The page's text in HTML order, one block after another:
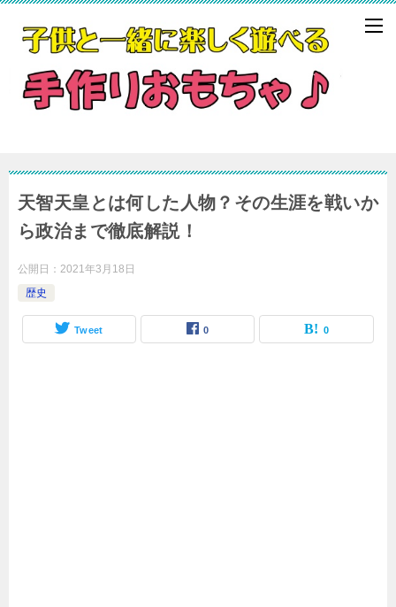
天智天皇とは何した人物？その生涯を戦いか
ら政治まで徹底解説！
公開日： 2021年3月18日
歴史
Tweet 0 0